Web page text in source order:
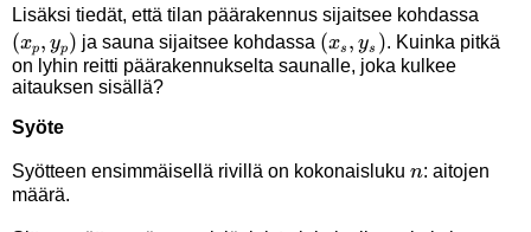
Lisäksi tiedät, että tilan päärakennus sijaitsee kohdassa
(xp , yp ) ja sauna sijaitsee kohdassa (x_s,y_s)
(xs , ys ). Kuinka pitkä
on lyhin reitti päärakennukselta saunalle, joka kulkee
aitauksen sisällä?
Syöte
Syötteen ensimmäisellä rivillä on kokonaisluku n
n: aitojen
määrä.